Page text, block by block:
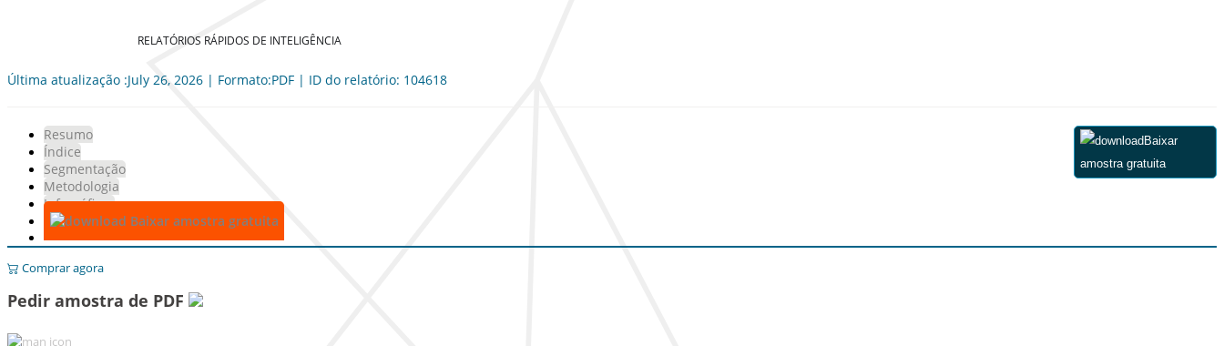
RELATÓRIOS RÁPIDOS DE INTELIGÊNCIA
Última atualização :July 26, 2026 | Formato:PDF | ID do relatório: 104618
Resumo
Índice
Segmentação
Metodologia
Infográficos
Baixar amostra gratuita
Baixar
amostra gratuita
Comprar agora
Pedir amostra de PDF